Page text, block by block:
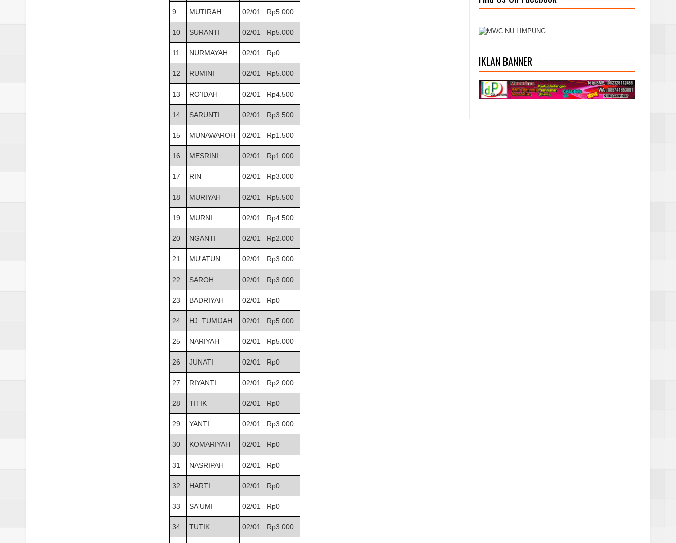
Laporan Koin Nu Wonokerso Oktober I 2025
Laporan Koin Nu Tembok Oktober I 2025
DATABASE ANSOR KEC. LIMPUNG
9 MUTIRAH 02/01 Rp5.000
10 SURANTI 02/01 Rp5.000
11 NURMAYAH 02/01 Rp0
12 RUMINI 02/01 Rp5.000
13 RO'IDAH 02/01 Rp4.500
14 SARUNTI 02/01 Rp3.500
15 MUNAWAROH 02/01 Rp1.500
16 MESRINI 02/01 Rp1.000
17 RIN 02/01 Rp3.000
18 MURIYAH 02/01 Rp5.500
19 MURNI 02/01 Rp4.500
20 NGANTI 02/01 Rp2.000
21 MU'ATUN 02/01 Rp3.000
22 SAROH 02/01 Rp3.000
23 BADRIYAH 02/01 Rp0
24 HJ. TUMIJAH 02/01 Rp5.000
25 NARIYAH 02/01 Rp5.000
26 JUNATI 02/01 Rp0
27 RIYANTI 02/01 Rp2.000
28 TITIK 02/01 Rp0
29 YANTI 02/01 Rp3.000
30 KOMARIYAH 02/01 Rp0
31 NASRIPAH 02/01 Rp0
32 HARTI 02/01 Rp0
33 SA'UMI 02/01 Rp0
34 TUTIK 02/01 Rp3.000
IKLAN BANNER